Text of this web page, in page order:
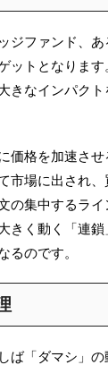
ジファンド、
ットとなりま
きなインパク
価格を加速さ
市場に出され
の集中するラ
きく動く「連
るのです。
ば「ダマシ」